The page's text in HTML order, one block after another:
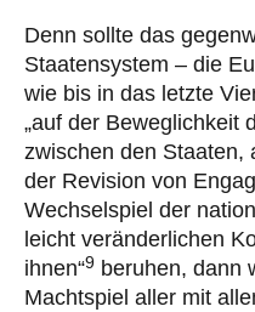
Denn sollte das
Staatensystem – die
wie bis in das letzte
„auf der Beweglichkeit
zwischen den Staaten,
der Revision von
Wechselspiel der
leicht veränderlichen
ihnen“9 beruhen, dann
Machtspiel aller mit